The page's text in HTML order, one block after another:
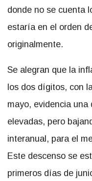
donde no se cuenta
estaría en el orden
originalmente.
Se alegran que la
los dos dígitos, con
mayo, evidencia una
elevadas, pero
interanual, para el
Este descenso se
primeros días de